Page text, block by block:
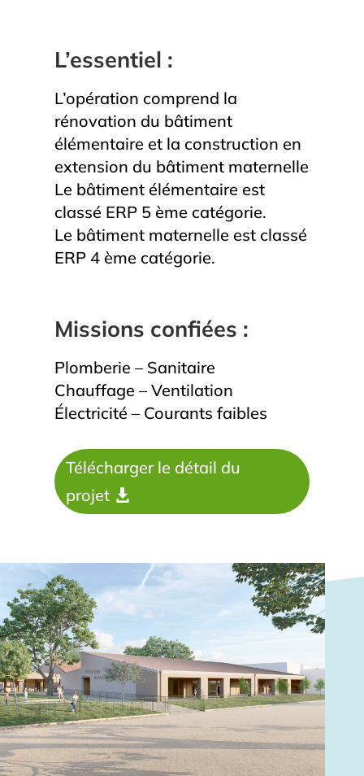
L’essentiel :
L’opération comprend la
rénovation du bâtiment
élémentaire et la construction en
extension du bâtiment maternelle
Le bâtiment élémentaire est
classé ERP 5 ème catégorie.
Le bâtiment maternelle est classé
ERP 4 ème catégorie.
Missions confiées :
Plomberie – Sanitaire
Chauffage – Ventilation
Électricité – Courants faibles
Télécharger le détail du
projet